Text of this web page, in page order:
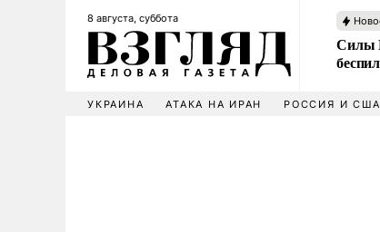
8 августа, суббота
Силы
УКРАИНА АТАКА НА ИРАН РОССИЯ И США